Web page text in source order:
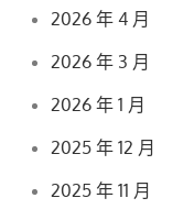
2026 年 4 月
2026 年 3 月
2026 年 1 月
2025 年 12 月
2025 年 11 月